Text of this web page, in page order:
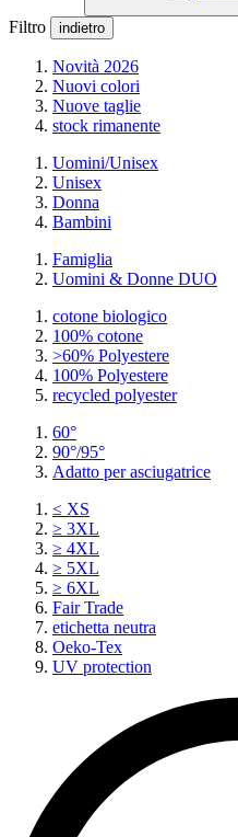
Filtro indietro
Novità 2026
Nuovi colori
Nuove taglie
stock rimanente
Uomini/Unisex
Unisex
Donna
Bambini
Famiglia
Uomini & Donne DUO
cotone biologico
100% cotone
>60% Polyestere
100% Polyestere
recycled polyester
60°
90°/95°
Adatto per asciugatrice
≤ XS
≥ 3XL
≥ 4XL
≥ 5XL
≥ 6XL
Fair Trade
etichetta neutra
Oeko-Tex
UV protection